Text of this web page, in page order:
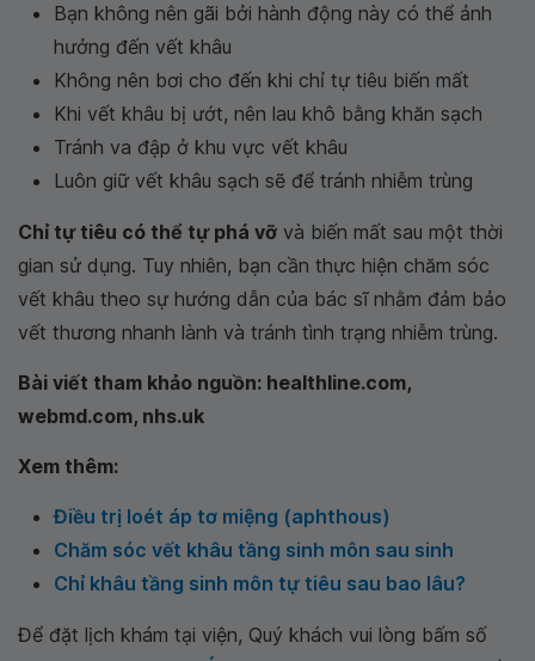
Bạn không nên gãi bởi hành động này có thể ảnh
hưởng đến vết khâu
Không nên bơi cho đến khi chỉ tự tiêu biến mất
Khi vết khâu bị ướt, nên lau khô bằng khăn sạch
Tránh va đập ở khu vực vết khâu
Luôn giữ vết khâu sạch sẽ để tránh nhiễm trùng
Chỉ tự tiêu có thể tự phá vỡ và biến mất sau một thời
gian sử dụng. Tuy nhiên, bạn cần thực hiện chăm sóc
vết khâu theo sự hướng dẫn của bác sĩ nhằm đảm bảo
vết thương nhanh lành và tránh tình trạng nhiễm trùng.
Bài viết tham khảo nguồn: healthline.com,
webmd.com, nhs.uk
Xem thêm:
Điều trị loét áp tơ miệng (aphthous)
Chăm sóc vết khâu tầng sinh môn sau sinh
Chỉ khâu tầng sinh môn tự tiêu sau bao lâu?
Để đặt lịch khám tại viện, Quý khách vui lòng bấm số